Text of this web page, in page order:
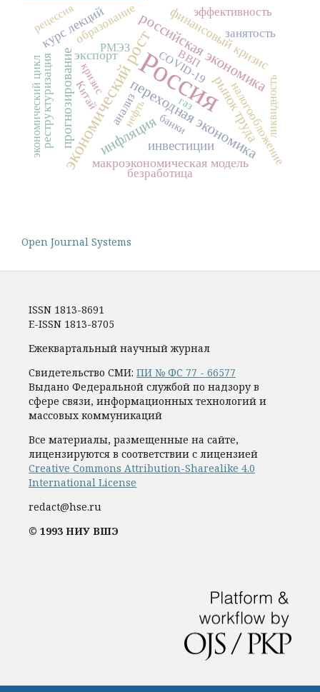
Россия
экономический ростпереходная экономика
инфляция
российская экономика
рынок труда
инвестиции
прогнозирование
макроэкономическая модель
финансовый кризис
курс лекций
экспорт
эффективность
образование занятость
реструктуризация
безработица
налогообложение
анализ
экономический цикл Китай ликвидность
COVID-19
газ
кризис
нефть банки
РМЭЗ ВВП
рецессия
Open Journal Systems
ISSN 1813-8691
E-ISSN 1813-8705
Ежеквартальный научный журнал
Свидетельство СМИ: ПИ № ФС 77 - 66577
Выдано Федеральной службой по надзору в
сфере связи, информационных технологий и
массовых коммуникаций
Все материалы, размещенные на сайте,
лицензируются в соответствии с лицензией
Creative Commons Attribution-Sharealike 4.0
International License
redact@hse.ru
© 1993 НИУ ВШЭ